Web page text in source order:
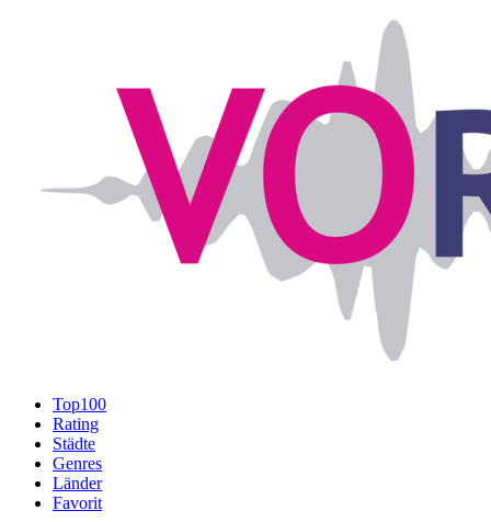
Top100
Rating
Städte
Genres
Länder
Favorit